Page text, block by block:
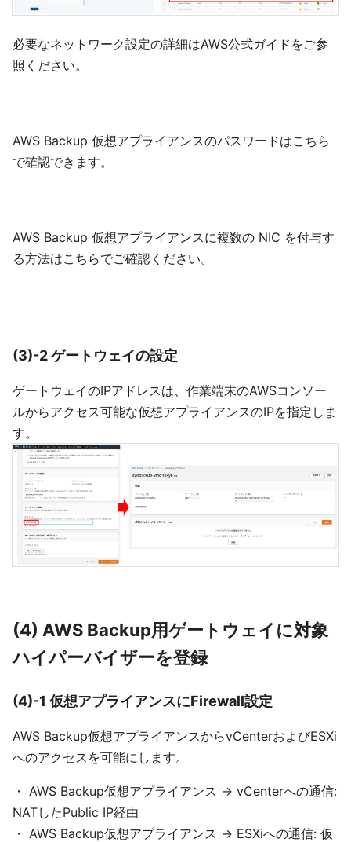
必要なネットワーク設定の詳細はAWS公式ガイドをご参
照ください。
AWS Backup 仮想アプライアンスのパスワードはこちら
で確認できます。
AWS Backup 仮想アプライアンスに複数の NIC を付与す
る方法はこちらでご確認ください。
(3)-2 ゲートウェイの設定
ゲートウェイのIPアドレスは、作業端末のAWSコンソー
ルからアクセス可能な仮想アプライアンスのIPを指定しま
す。
(4) AWS Backup用ゲートウェイに対象
ハイパーバイザーを登録
(4)-1 仮想アプライアンスにFirewall設定
AWS Backup仮想アプライアンスからvCenterおよびESXi
へのアクセスを可能にします。
・ AWS Backup仮想アプライアンス → vCenterへの通信:
NATしたPublic IP経由
・ AWS Backup仮想アプライアンス → ESXiへの通信: 仮